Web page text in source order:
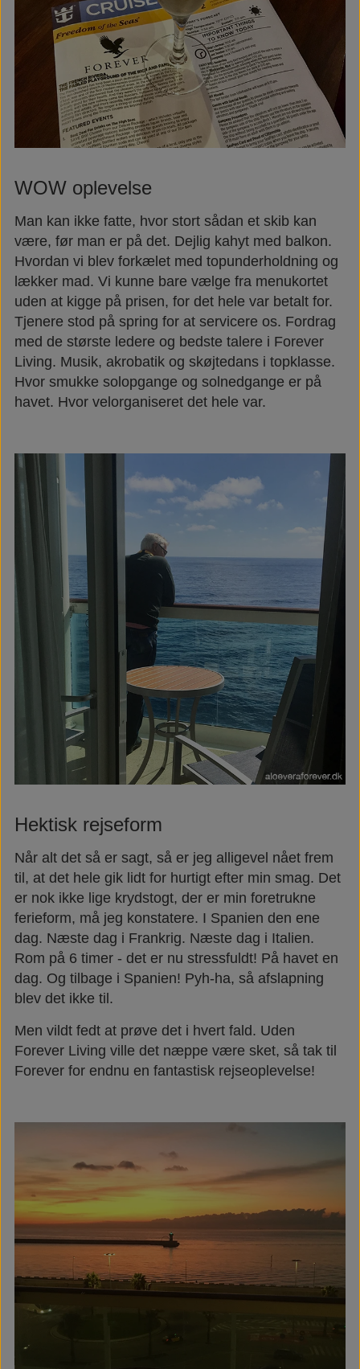
WOW oplevelse
Man kan ikke fatte, hvor stort sådan et skib kan
være, før man er på det. Dejlig kahyt med balkon.
Hvordan vi blev forkælet med topunderholdning og
lækker mad. Vi kunne bare vælge fra menukortet
uden at kigge på prisen, for det hele var betalt for.
Tjenere stod på spring for at servicere os. Fordrag
med de største ledere og bedste talere i Forever
Living. Musik, akrobatik og skøjtedans i topklasse.
Hvor smukke solopgange og solnedgange er på
havet. Hvor velorganiseret det hele var.
Hektisk rejseform
Når alt det så er sagt, så er jeg alligevel nået frem
til, at det hele gik lidt for hurtigt efter min smag. Det
er nok ikke lige krydstogt, der er min foretrukne
ferieform, må jeg konstatere. I Spanien den ene
dag. Næste dag i Frankrig. Næste dag i Italien.
Rom på 6 timer - det er nu stressfuldt! På havet en
dag. Og tilbage i Spanien! Pyh-ha, så afslapning
blev det ikke til.
Men vildt fedt at prøve det i hvert fald. Uden
Forever Living ville det næppe være sket, så tak til
Forever for endnu en fantastisk rejseoplevelse!